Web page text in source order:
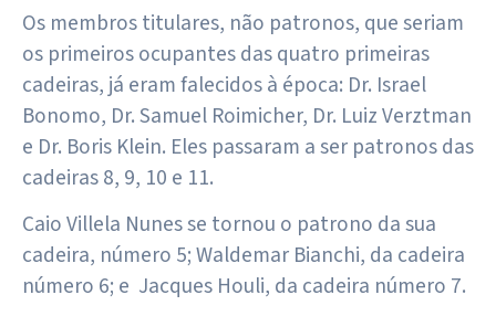
Os membros titulares, não patronos, que seriam
os primeiros ocupantes das quatro primeiras
cadeiras, já eram falecidos à época: Dr. Israel
Bonomo, Dr. Samuel Roimicher, Dr. Luiz Verztman
e Dr. Boris Klein. Eles passaram a ser patronos das
cadeiras 8, 9, 10 e 11.
Caio Villela Nunes se tornou o patrono da sua
cadeira, número 5; Waldemar Bianchi, da cadeira
número 6; e Jacques Houli, da cadeira número 7.